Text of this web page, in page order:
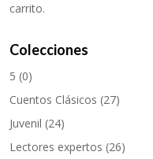
carrito.
Colecciones
5 (0)
Cuentos Clásicos (27)
Juvenil (24)
Lectores expertos (26)